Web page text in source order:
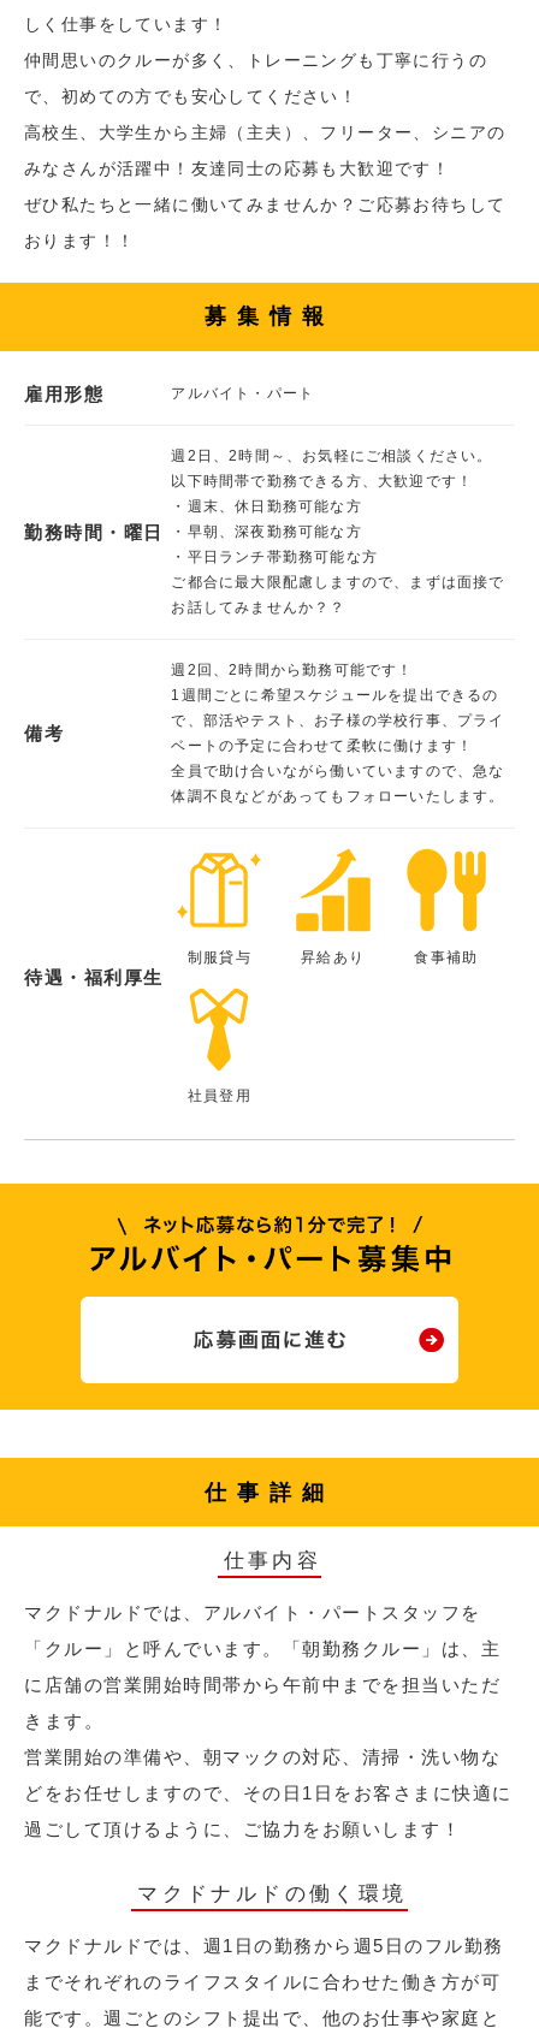
しく仕事をしています！
仲間思いのクルーが多く、トレーニングも丁寧に行うの
で、初めての方でも安心してください！
高校生、大学生から主婦（主夫）、フリーター、シニアの
みなさんが活躍中！友達同士の応募も大歓迎です！
ぜひ私たちと一緒に働いてみませんか？ご応募お待ちして
おります！！
募集情報
雇用形態 アルバイト・パート
勤務時間・曜日
週2日、2時間～、お気軽にご相談ください。
以下時間帯で勤務できる方、大歓迎です！
・週末、休日勤務可能な方
・早朝、深夜勤務可能な方
・平日ランチ帯勤務可能な方
ご都合に最大限配慮しますので、まずは面接で
お話してみませんか？？
備考
週2回、2時間から勤務可能です！
1週間ごとに希望スケジュールを提出できるの
で、部活やテスト、お子様の学校行事、プライ
ベートの予定に合わせて柔軟に働けます！
全員で助け合いながら働いていますので、急な
体調不良などがあってもフォローいたします。
待遇・福利厚生
制服貸与 昇給あり 食事補助
社員登用
仕事詳細
仕事内容
マクドナルドでは、アルバイト・パートスタッフを
「クルー」と呼んでいます。「朝勤務クルー」は、主
に店舗の営業開始時間帯から午前中までを担当いただ
きます。
営業開始の準備や、朝マックの対応、清掃・洗い物な
どをお任せしますので、その日1日をお客さまに快適に
過ごして頂けるように、ご協力をお願いします！
マクドナルドの働く環境
マクドナルドでは、週1日の勤務から週5日のフル勤務
までそれぞれのライフスタイルに合わせた働き方が可
能です。週ごとのシフト提出で、他のお仕事や家庭と